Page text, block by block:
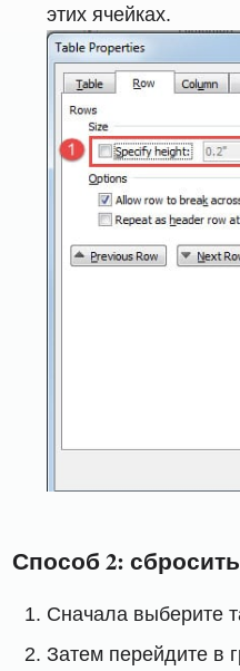
этих ячейках.
Способ 2:
Сначала выберите
Затем перейдите в